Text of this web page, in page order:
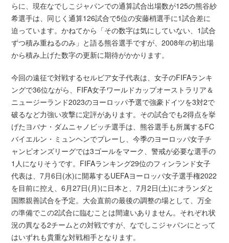
らに、現在なでしこジャパンでの通算試合出場数が125の熊谷紗
希選手は、同じく通算126試合で5位の安藤梢選手に1試合差に
迫っています。かねてから「その数字は気にしていない、1試合
ずつ積み重ねるのみ」と語る熊谷選手ですが、2008年の初出場
から積み上げた数字の更新に期待がかかります。
今回の遠征で対戦するセルビア女子代表は、女子のFIFAランキ
ングで36位ながら、FIFA女子ワールドカップオーストラリア＆
ニュージーランド2023のヨーロッパ予選で強豪ドイツを3対2で
破るなど力強い攻撃に定評があります。その試合でも2得点を挙
げたヨバナ・ダムニャノビッチ選手は、熊谷選手も所属するFC
バイエルン・ミュンヘンでプレーし、今季のヨーロッパ女子チ
ャンピオンズリーグでは3ゴールをマーク、警戒が必要な選手の
1人になりそうです。FIFAランキング29位のフィンランド女子
代表は、7月6日(水)に開幕するUEFAヨーロッパ女子選手権2022
を目前に控え、6月27日(月)に日本と、7月2日(土)にオランダと
国際親善試合を予定。大会直前の最後の調整の場として、万全
の準備でこの2試合に臨むことは間違いありません。それぞれ状
況の異なる2チームとの対戦ですが、なでしこジャパンにとって
はいずれも貴重な対戦相手となります。